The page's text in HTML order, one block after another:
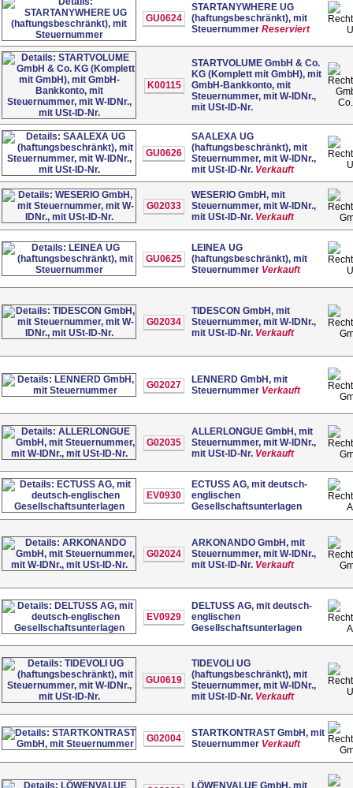
GU0624
STARTANYWHERE UG
(haftungsbeschränkt), mit
Steuernummer Reserviert
K00115
STARTVOLUME GmbH & Co.
KG (Komplett mit GmbH), mit
GmbH-Bankkonto, mit
Steuernummer, mit W-IDNr.,
mit USt-ID-Nr.
GU0626
SAALEXA UG
(haftungsbeschränkt), mit
Steuernummer, mit W-IDNr.,
mit USt-ID-Nr. Verkauft
G02033
WESERIO GmbH, mit
Steuernummer, mit W-IDNr.,
mit USt-ID-Nr. Verkauft
GU0625
LEINEA UG
(haftungsbeschränkt), mit
Steuernummer Verkauft
G02034
TIDESCON GmbH, mit
Steuernummer, mit W-IDNr.,
mit USt-ID-Nr. Verkauft
G02027
LENNERD GmbH, mit
Steuernummer Verkauft
G02035
ALLERLONGUE GmbH, mit
Steuernummer, mit W-IDNr.,
mit USt-ID-Nr. Verkauft
EV0930
ECTUSS AG, mit deutsch-
englischen
Gesellschaftsunterlagen
G02024
ARKONANDO GmbH, mit
Steuernummer, mit W-IDNr.,
mit USt-ID-Nr. Verkauft
EV0929
DELTUSS AG, mit deutsch-
englischen
Gesellschaftsunterlagen
GU0619
TIDEVOLI UG
(haftungsbeschränkt), mit
Steuernummer, mit W-IDNr.,
mit USt-ID-Nr. Verkauft
G02004
STARTKONTRAST GmbH, mit
Steuernummer Verkauft
LÖWENVALUE GmbH, mit